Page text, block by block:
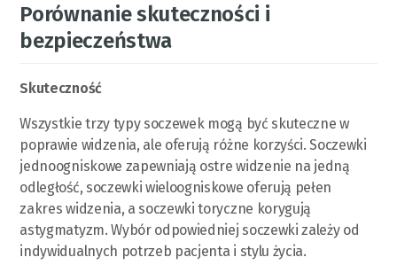
Porównanie skuteczności i
bezpieczeństwa
Skuteczność
Wszystkie trzy typy soczewek mogą być skuteczne w
poprawie widzenia, ale oferują różne korzyści. Soczewki
jednoogniskowe zapewniają ostre widzenie na jedną
odległość, soczewki wieloogniskowe oferują pełen
zakres widzenia, a soczewki toryczne korygują
astygmatyzm. Wybór odpowiedniej soczewki zależy od
indywidualnych potrzeb pacjenta i stylu życia.